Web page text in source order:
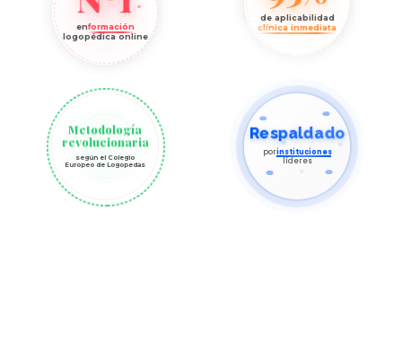
enformación
logopédica online
de aplicabilidad
clínica inmediata
Metodología
revolucionaria
según el Colegio
Europeo de Logopedas
Respaldado
porinstituciones
líderes